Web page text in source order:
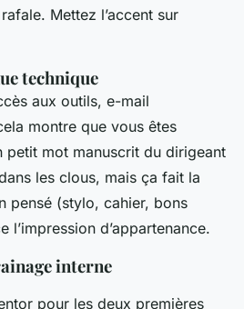
Mettez l’accent sur
technique
aux outils, e-mail
montre que vous êtes
petit mot manuscrit du dirigeant
les clous, mais ça fait la
pensé (stylo, cahier, bons
l’impression d’appartenance.
interne
pour les deux premières